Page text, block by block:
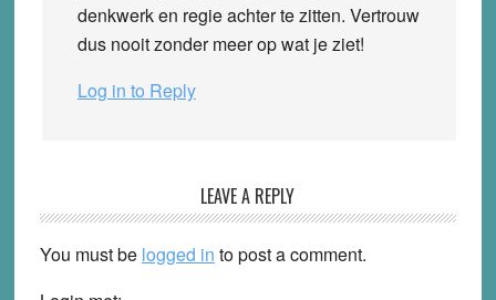
denkwerk en regie achter te zitten. Vertrouw
dus nooit zonder meer op wat je ziet!
Log in to Reply
LEAVE A REPLY
You must be logged in to post a comment.